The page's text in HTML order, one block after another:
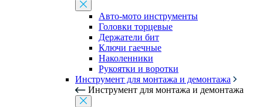
Авто-мото инструменты
Головки торцевые
Держатели бит
Ключи гаечные
Наколенники
Рукоятки и воротки
Инструмент для монтажа и демонтажа
Инструмент для монтажа и демонтажа